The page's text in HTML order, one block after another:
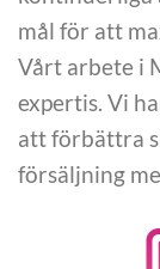
mål för att
Vårt arbete i
expertis. Vi
att förbättra
försäljning